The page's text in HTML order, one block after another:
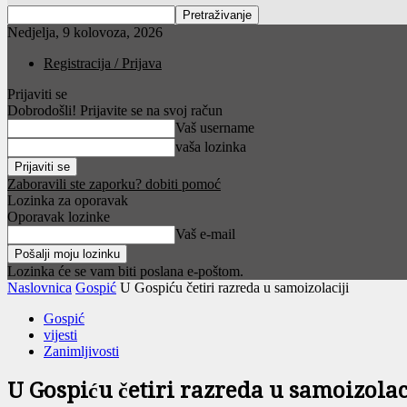
Nedjelja, 9 kolovoza, 2026
Registracija / Prijava
Prijaviti se
Dobrodošli! Prijavite se na svoj račun
Vaš username
vaša lozinka
Zaboravili ste zaporku? dobiti pomoć
Lozinka za oporavak
Oporavak lozinke
Vaš e-mail
Lozinka će se vam biti poslana e-poštom.
Naslovnica Gospić U Gospiću četiri razreda u samoizolaciji
Gospić
vijesti
Zanimljivosti
U Gospiću četiri razreda u